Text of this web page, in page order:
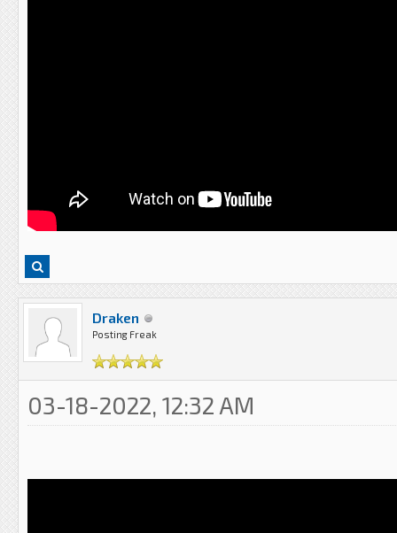
Draken
Posting Freak
03-18-2022, 12:32 AM